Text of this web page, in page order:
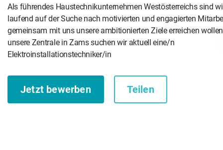
Als führendes Haustechnikunternehmen Westösterreichs sind
laufend auf der Suche nach motivierten und engagierten
gemeinsam mit uns unsere ambitionierten Ziele erreichen
unsere Zentrale in Zams suchen wir aktuell eine/n
Elektroinstallationstechniker/in
Jetzt bewerben Teilen